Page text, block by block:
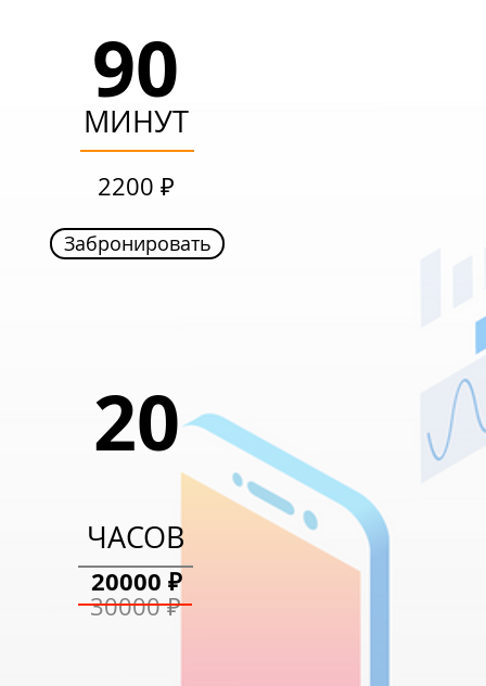
90
МИНУТ
Забронировать
ЧАСОВ
20
13400 ₽
20000 ₽
90
МИНУТ
2200 ₽
Забронировать
20
ЧАСОВ
20000 ₽
30000 ₽